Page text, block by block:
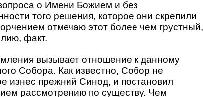
о Имени Божием и без
того решения, которое они скрепили
отмечаю этот более чем грустный,
факт.
вызывает отношение к данному
Собора. Как известно, Собор не
изнес прежний Синод, и постановил
рассмотрению по существу. Чем